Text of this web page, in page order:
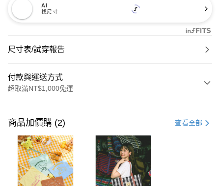
AI
找尺寸
尺寸表/試穿報告
付款與運送方式
超取滿NT$1,000免運
信用卡一次付款
購物金
超商取貨付款
LINE Pay
商品加價購 (2) 查看全部